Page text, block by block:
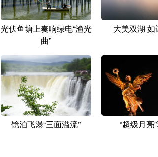
光伏鱼塘上奏响绿电“渔光
曲”
大美双湖
镜泊飞瀑“三面溢流” “超级月亮